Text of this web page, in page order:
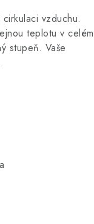
vzduchu.
teplotu v celém
stupeň. Vaše